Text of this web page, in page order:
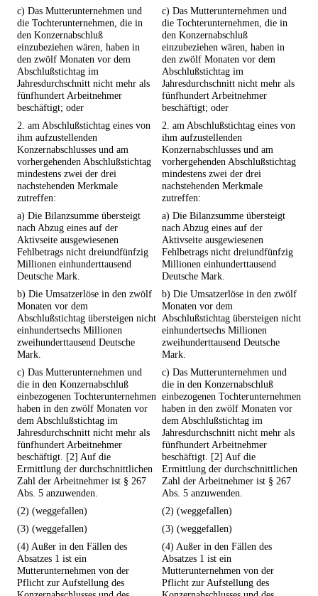
c) Das Mutterunternehmen und
die Tochterunternehmen, die in
den Konzernabschluß
einzubeziehen wären, haben in
den zwölf Monaten vor dem
Abschlußstichtag im
Jahresdurchschnitt nicht mehr als
fünfhundert Arbeitnehmer
beschäftigt; oder
c) Das Mutterunternehmen und
die Tochterunternehmen, die in
den Konzernabschluß
einzubeziehen wären, haben in
den zwölf Monaten vor dem
Abschlußstichtag im
Jahresdurchschnitt nicht mehr als
fünfhundert Arbeitnehmer
beschäftigt; oder
2. am Abschlußstichtag eines von
ihm aufzustellenden
Konzernabschlusses und am
vorhergehenden Abschlußstichtag
mindestens zwei der drei
nachstehenden Merkmale
zutreffen:
2. am Abschlußstichtag eines von
ihm aufzustellenden
Konzernabschlusses und am
vorhergehenden Abschlußstichtag
mindestens zwei der drei
nachstehenden Merkmale
zutreffen:
a) Die Bilanzsumme übersteigt
nach Abzug eines auf der
Aktivseite ausgewiesenen
Fehlbetrags nicht dreiundfünfzig
Millionen einhunderttausend
Deutsche Mark.
a) Die Bilanzsumme übersteigt
nach Abzug eines auf der
Aktivseite ausgewiesenen
Fehlbetrags nicht dreiundfünfzig
Millionen einhunderttausend
Deutsche Mark.
b) Die Umsatzerlöse in den zwölf
Monaten vor dem
Abschlußstichtag übersteigen nicht
einhundertsechs Millionen
zweihunderttausend Deutsche
Mark.
b) Die Umsatzerlöse in den zwölf
Monaten vor dem
Abschlußstichtag übersteigen nicht
einhundertsechs Millionen
zweihunderttausend Deutsche
Mark.
c) Das Mutterunternehmen und
die in den Konzernabschluß
einbezogenen Tochterunternehmen
haben in den zwölf Monaten vor
dem Abschlußstichtag im
Jahresdurchschnitt nicht mehr als
fünfhundert Arbeitnehmer
beschäftigt. [2] Auf die
Ermittlung der durchschnittlichen
Zahl der Arbeitnehmer ist § 267
Abs. 5 anzuwenden.
c) Das Mutterunternehmen und
die in den Konzernabschluß
einbezogenen Tochterunternehmen
haben in den zwölf Monaten vor
dem Abschlußstichtag im
Jahresdurchschnitt nicht mehr als
fünfhundert Arbeitnehmer
beschäftigt. [2] Auf die
Ermittlung der durchschnittlichen
Zahl der Arbeitnehmer ist § 267
Abs. 5 anzuwenden.
(2) (weggefallen)
(2) (weggefallen)
(3) (weggefallen)
(3) (weggefallen)
(4) Außer in den Fällen des
Absatzes 1 ist ein
Mutterunternehmen von der
Pflicht zur Aufstellung des
(4) Außer in den Fällen des
Absatzes 1 ist ein
Mutterunternehmen von der
Pflicht zur Aufstellung des